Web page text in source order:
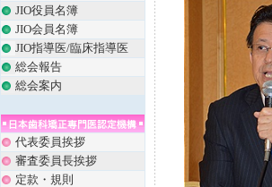
JIO役員名簿
JIO会員名簿
JIO指導医/臨床指導医
総会報告
総会案内
代表委員挨拶
審査委員長挨拶
定款・規則